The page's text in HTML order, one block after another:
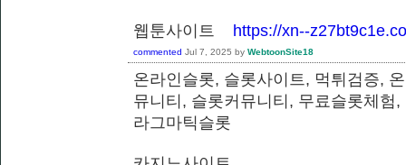
웹툰사이트 https://xn--
commented Jul 7, 2025 by WebtoonSite18
온라인슬롯, 슬롯사이트, 먹튀검증,
뮤니티, 슬롯커뮤니티, 무료슬롯체험
라그마틱슬롯